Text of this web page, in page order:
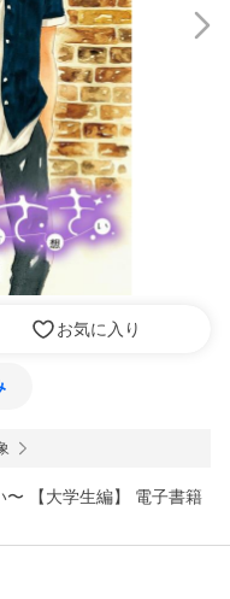
お気に入り
〜 【大学生編】 電子書籍